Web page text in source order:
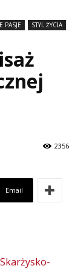
PASJE
STYL ŻYCIA
2356
Email